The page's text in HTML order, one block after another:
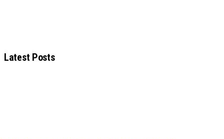
Latest Posts